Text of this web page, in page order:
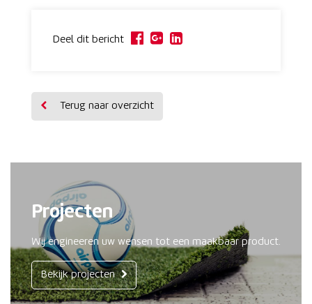
Deel dit bericht
Terug naar overzicht
Projecten
Wij engineeren uw wensen tot een maakbaar product.
Bekijk projecten